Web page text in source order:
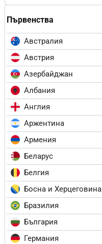
Първенства
Австралия
Австрия
Азербайджан
Албания
Англия
Аржентина
Армения
Беларус
Белгия
Босна и Херцеговина
Бразилия
България
Германия